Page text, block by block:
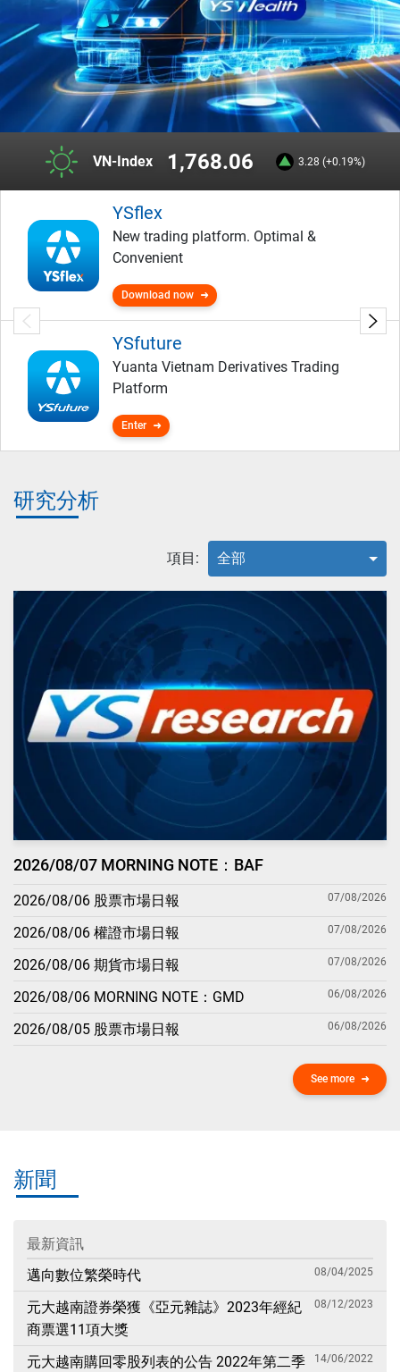
VN-Index 1,768.06 3.28 (+0.19%)
YSflex
New trading platform. Optimal &
Convenient
Download now
YSfuture
Yuanta Vietnam Derivatives Trading
Platform
Enter
研究分析
項目: 全部
2026/08/07 MORNING NOTE：BAF
2026/08/06 股票市場日報 07/08/2026
2026/08/06 權證市場日報 07/08/2026
2026/08/06 期貨市場日報 07/08/2026
2026/08/06 MORNING NOTE：GMD 06/08/2026
2026/08/05 股票市場日報 06/08/2026
See more
新聞
最新資訊
邁向數位繁榮時代
08/04/2025
元大越南證券榮獲《亞元雜誌》2023年經紀
商票選11項大獎
08/12/2023
元大越南購回零股列表的公告 2022年第二季
14/06/2022